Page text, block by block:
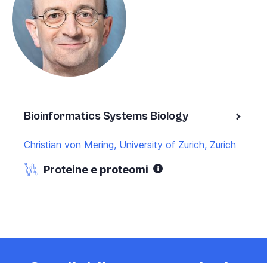
Bioinformatics Systems Biology
Christian von Mering, University of Zurich, Zurich
Proteine e proteomi